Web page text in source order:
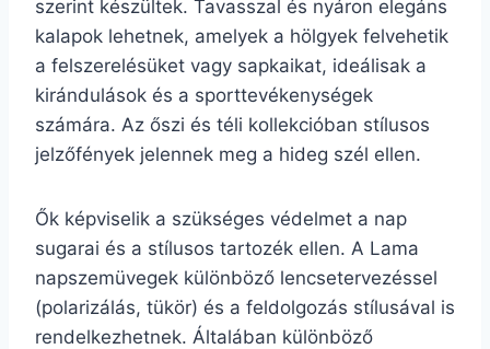
szerint készültek. Tavasszal és nyáron elegáns
kalapok lehetnek, amelyek a hölgyek felvehetik
a felszerelésüket vagy sapkaikat, ideálisak a
kirándulások és a sporttevékenységek
számára. Az őszi és téli kollekcióban stílusos
jelzőfények jelennek meg a hideg szél ellen.
Ők képviselik a szükséges védelmet a nap
sugarai és a stílusos tartozék ellen. A Lama
napszemüvegek különböző lencsetervezéssel
(polarizálás, tükör) és a feldolgozás stílusával is
rendelkezhetnek. Általában különböző